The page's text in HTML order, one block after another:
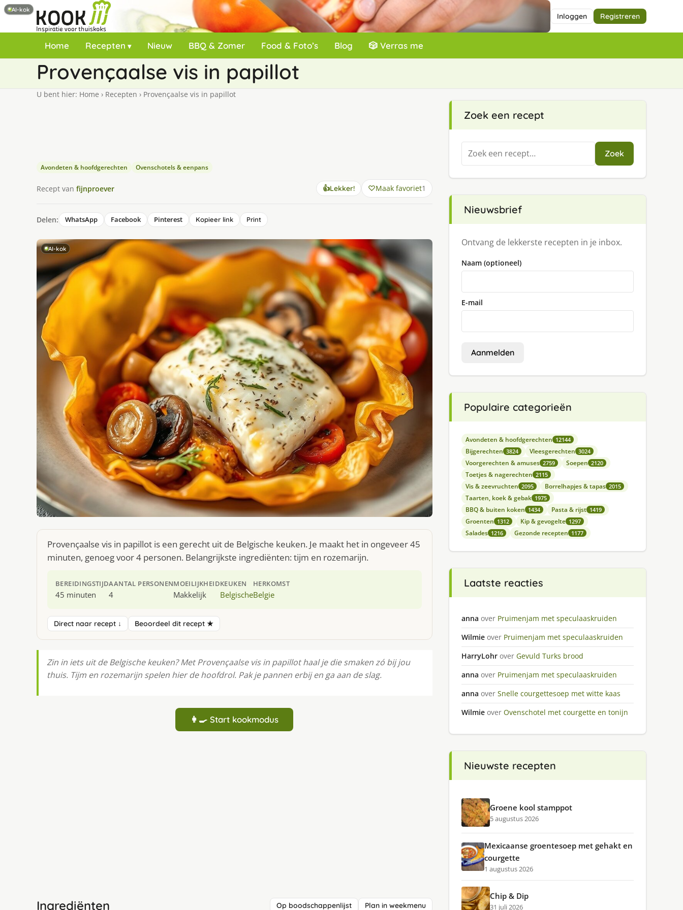
Inloggen Registreren
Home Recepten Nieuw BBQ & Zomer Food & Foto’s Blog 🎲 Verras me
Provençaalse vis in papillot
U bent hier: Home › Recepten › Provençaalse vis in papillot
Avondeten & hoofdgerechten Ovenschotels & eenpans
Recept van fijnproever 👍Lekker! Maak favoriet1
Delen: WhatsApp Facebook Pinterest Kopieer link Print
AI-kok
Provençaalse vis in papillot is een gerecht uit de Belgische keuken. Je maakt het in ongeveer 45
minuten, genoeg voor 4 personen. Belangrijkste ingrediënten: tijm en rozemarijn.
BEREIDINGSTIJD
45 minuten
AANTAL PERSONEN
4
MOEILIJKHEID
Makkelijk
KEUKEN
Belgische
HERKOMST
Belgie
Direct naar recept ↓ Beoordeel dit recept ★
Zin in iets uit de Belgische keuken? Met Provençaalse vis in papillot haal je die smaken zó bij jou
thuis. Tijm en rozemarijn spelen hier de hoofdrol. Pak je pannen erbij en ga aan de slag.
👩‍🍳 Start kookmodus
Ingrediënten Op boodschappenlijst Plan in weekmenu
Zoek een recept
Zoeken
naar:
Zoek
Nieuwsbrief
Ontvang de lekkerste recepten in je inbox.
Naam (optioneel)
E-mail
Aanmelden
Populaire categorieën
Avondeten & hoofdgerechten 12144
Bijgerechten 3824 Vleesgerechten 3024
Voorgerechten & amuses 2759 Soepen 2120
Toetjes & nagerechten 2115
Vis & zeevruchten 2095 Borrelhapjes & tapas 2015
Taarten, koek & gebak 1975
BBQ & buiten koken 1434 Pasta & rijst 1419
Groenten 1312 Kip & gevogelte 1297
Salades 1216 Gezonde recepten 1177
Laatste reacties
anna over Pruimenjam met speculaaskruiden
Wilmie over Pruimenjam met speculaaskruiden
HarryLohr over Gevuld Turks brood
anna over Pruimenjam met speculaaskruiden
anna over Snelle courgettesoep met witte kaas
Wilmie over Ovenschotel met courgette en tonijn
Nieuwste recepten
Groene kool stamppot
5 augustus 2026
Mexicaanse groentesoep met gehakt en
courgette
1 augustus 2026
Chip & Dip
31 juli 2026
AI-kok